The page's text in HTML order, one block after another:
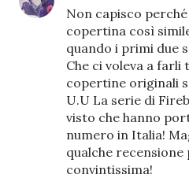
Non capisco
copertina così
quando i primi due
Che ci voleva a
copertine originali
U.U La serie di
visto che hanno
numero in Italia!
qualche recensione
convintissima!